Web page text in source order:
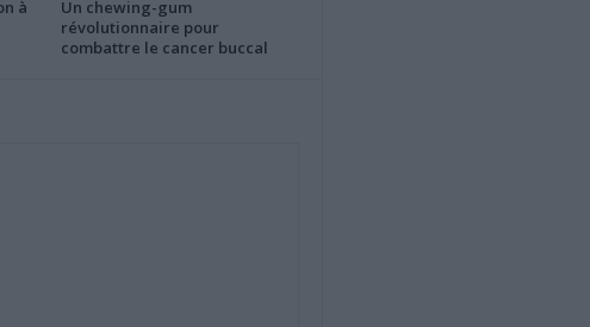
à
Un chewing-gum
révolutionnaire pour
combattre le cancer buccal